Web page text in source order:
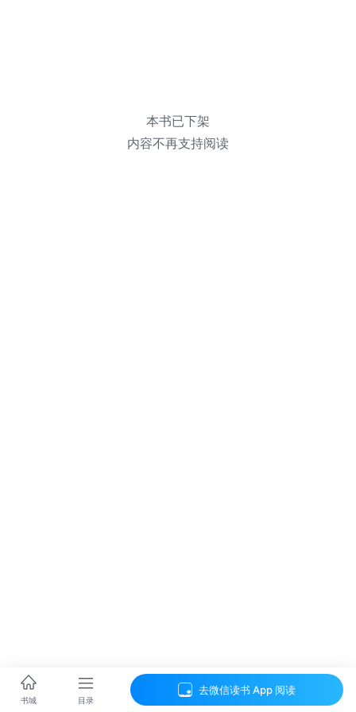
本书已下架
内容不再支持阅读
书城 目录
去微信读书 App 阅读